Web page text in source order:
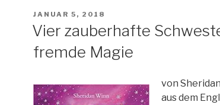
VERÖFFENTLICHT
JANUAR 5, 2018
Vier zauberhafte
fremde Magie
von
aus dem